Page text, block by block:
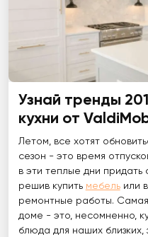
Узнай тренды
кухни от
Летом, все хотят
сезон - это время
в эти теплые дни
решив купить мебельили
ремонтные работы.
доме - это, несомненно,
блюда для наших